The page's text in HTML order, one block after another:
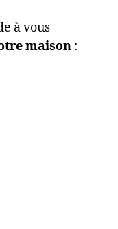
à vous
maison :